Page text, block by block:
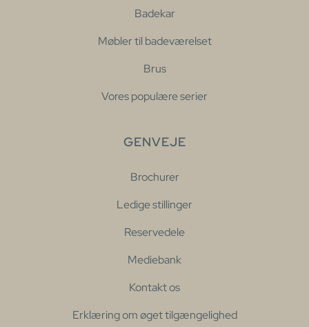
Badekar
Møbler til badeværelset
Brus
Vores populære serier
GENVEJE
Brochurer
Ledige stillinger
Reservedele
Mediebank
Kontakt os
Erklæring om øget tilgængelighed